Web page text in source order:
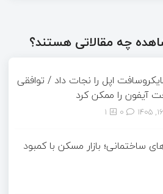
چه مقالاتی هستند؟
اپل را نجات داد / توافقی
آیفون را ممکن کرد
1
ساختمانی؛ بازار مسکن با کمبود